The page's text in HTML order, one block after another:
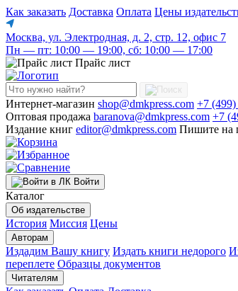
Как заказать Доставка Оплата Цены
Москва, ул. Электродная, д. 2, стр. 12, офис 7
Пн — пт: 10:00 — 19:00, сб: 10:00 — 17:00
Прайс лист
Интернет-магазин shop@dmkpress.com +7
Оптовая продажа baranova@dmkpress.com +7
Издание книг editor@dmkpress.com Пишите на
Войти
Каталог
Об издательстве
История Миссия Цены
Авторам
Издадим Вашу книгу Издать книги недорого
переплете Образцы документов
Читателям